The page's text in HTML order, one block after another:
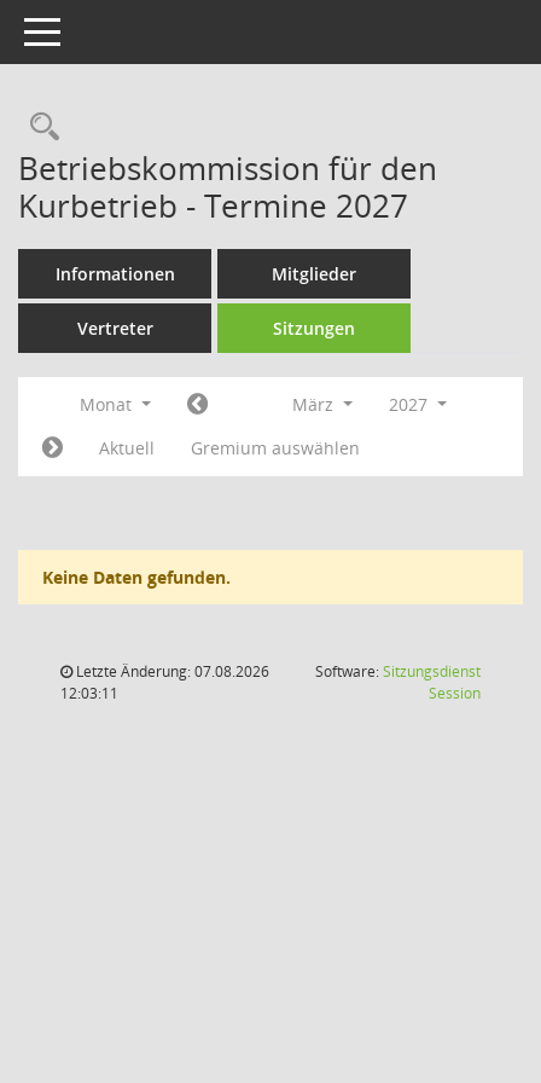
Toggle navigation
Rechercheauswahl
Betriebskommission für den
Kurbetrieb - Termine 2027
Informationen Mitglieder
Vertreter Sitzungen
Monat März
2027
Aktuell
Gremium auswählen
Keine Daten gefunden.
Letzte Änderung: 07.08.2026
12:03:11
Software:Sitzungsdienst
Session(Wird in